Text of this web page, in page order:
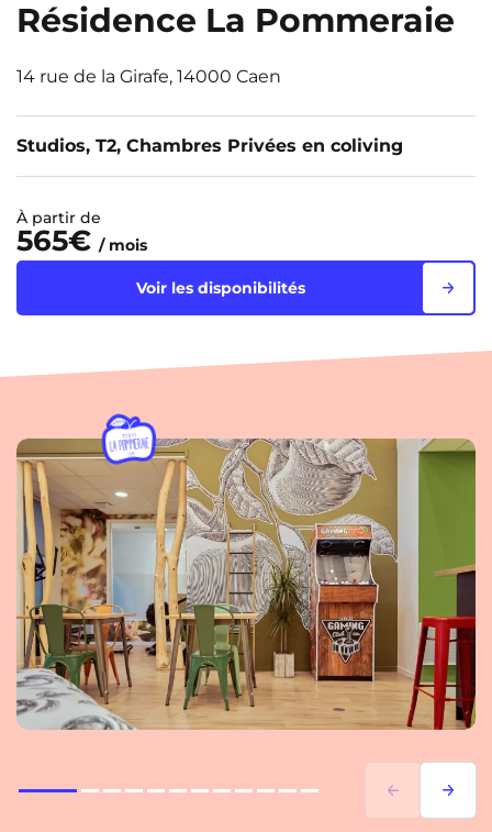
PrécédentSuivant
Résidence La Pommeraie
14 rue de la Girafe, 14000 Caen
Studios, T2, Chambres Privées en coliving
À partir de
565€ / mois
Voir les disponibilités